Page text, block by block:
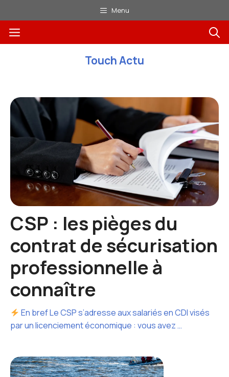
au
contenu
Menu
Menu
Touch Actu
CSP : les pièges du
contrat de sécurisation
professionnelle à
connaître
En bref Le CSP s’adresse aux salariés en CDI visés
par un licenciement économique : vous avez …